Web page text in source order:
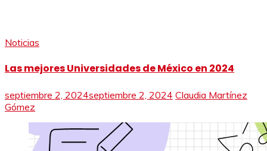
Noticias
Las mejores Universidades de México en 2024
septiembre 2, 2024septiembre 2, 2024 Claudia Martínez
Gómez